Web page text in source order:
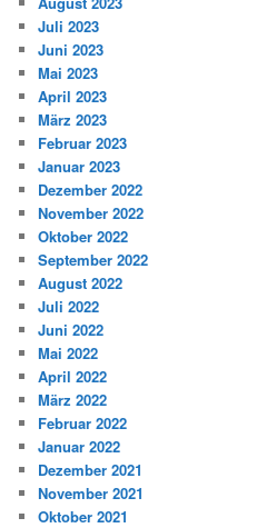
Juli 2023
Juni 2023
Mai 2023
April 2023
März 2023
Februar 2023
Januar 2023
Dezember 2022
November 2022
Oktober 2022
September 2022
August 2022
Juli 2022
Juni 2022
Mai 2022
April 2022
März 2022
Februar 2022
Januar 2022
Dezember 2021
November 2021
Oktober 2021